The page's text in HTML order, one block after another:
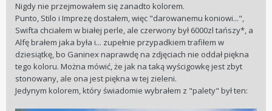
Nigdy nie przejmowałem się zanadto kolorem.
Punto, Stilo i Imprezę dostałem, więc "darowanemu koniowi...",
Swifta chciałem w białej perle, ale czerwony był 6000zl tańszy*, a
Alfę brałem jaka była i... zupełnie przypadkiem trafiłem w
dziesiątkę, bo Ganinex naprawdę na zdjęciach nie oddał piękna
tego koloru. Można mówić, że jak na taką wyścigowkę jest zbyt
stonowany, ale ona jest piękna w tej zieleni.
Jedynym kolorem, który świadomie wybrałem z "palety" był ten: